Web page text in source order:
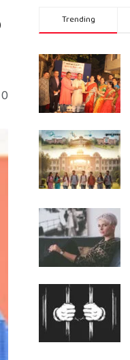
0
Trending